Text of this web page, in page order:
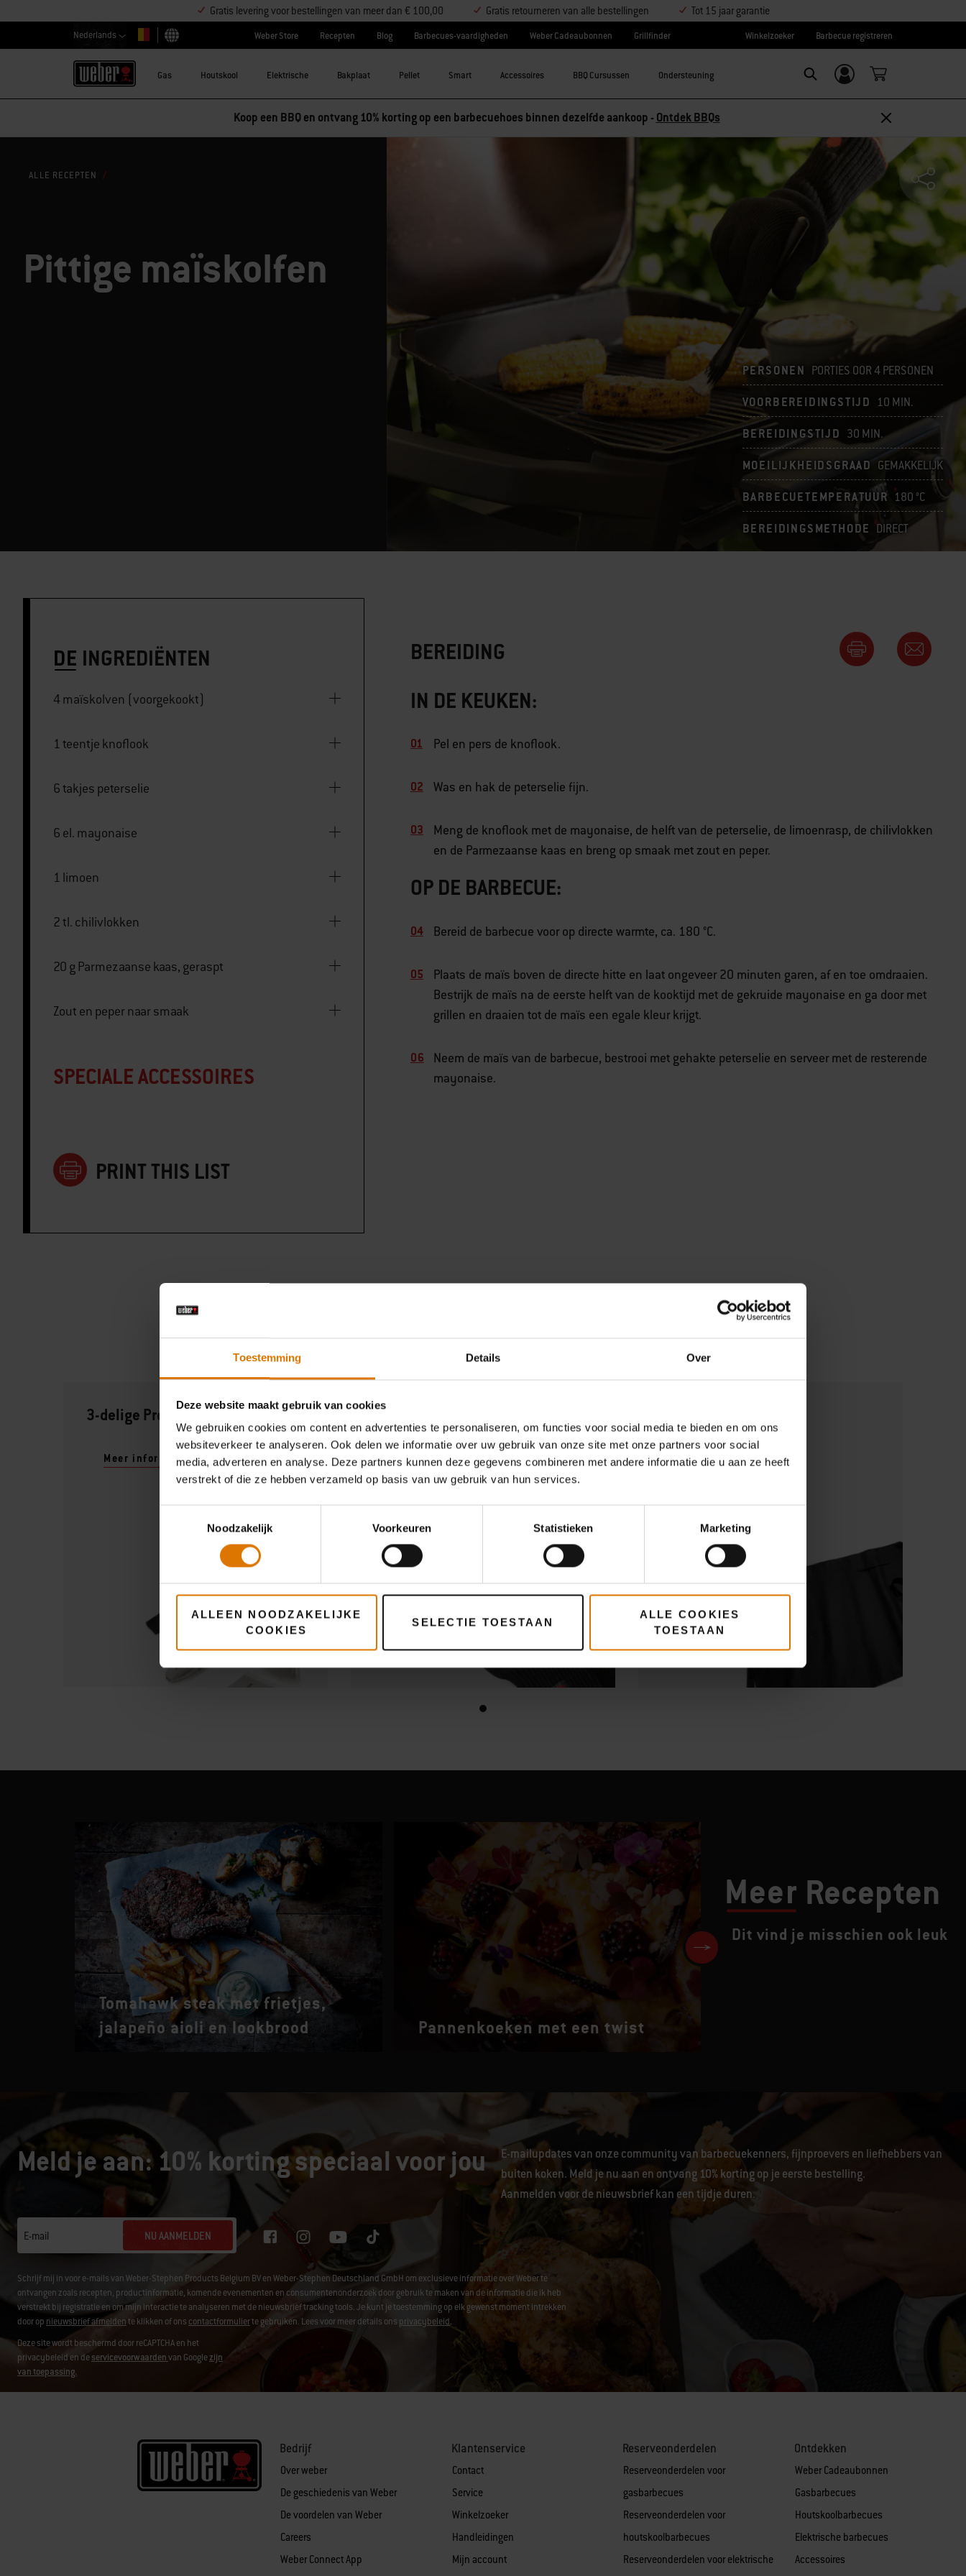
Toestemming Details Over
Deze website maakt gebruik van cookies
We gebruiken cookies om content en advertenties te personaliseren, om functies voor social media te bieden en om ons
websiteverkeer te analyseren. Ook delen we informatie over uw gebruik van onze site met onze partners voor social
media, adverteren en analyse. Deze partners kunnen deze gegevens combineren met andere informatie die u aan ze heeft
verstrekt of die ze hebben verzameld op basis van uw gebruik van hun services.
Noodzakelijk
Voorkeuren Statistieken Marketing
ALLEEN NOODZAKELIJKE
COOKIES
SELECTIE TOESTAAN
ALLE COOKIES
TOESTAAN
Gratis levering voor bestellingen van meer dan € 100,00 Gratis retourneren van alle bestellingen Tot 15 jaar garantie
Nederlands
Kies land
Weber Store Recepten Blog Barbecues-vaardigheden Weber Cadeaubonnen Grillfinder Winkelzoeker Barbecue registreren
Gas Houtskool Elektrische Bakplaat Pellet Smart Accessoires BBQ Cursussen Ondersteuning
Inloggen/
aanmelden
Ontdek accessoires
ALLE RECEPTEN
Pittige maïskolfen
PERSONEN PORTIES OOR 4 PERSONEN
VOORBEREIDINGSTIJD 10 MIN.
BEREIDINGSTIJD 30 MIN.
MOEILIJKHEIDSGRAAD GEMAKKELIJK
BARBECUETEMPERATUUR 180 °C
BEREIDINGSMETHODE DIRECT
DE INGREDIËNTEN
4 maïskolven (voorgekookt)
1 teentje knoflook
6 takjes peterselie
6 el. mayonaise
1 limoen
2 tl. chilivlokken
20 g Parmezaanse kaas, geraspt
Zout en peper naar smaak
SPECIALE ACCESSOIRES
PRINT THIS LIST
BEREIDING
IN DE KEUKEN:
Pel en pers de knoflook.
Was en hak de peterselie fijn.
Meng de knoflook met de mayonaise, de helft van de peterselie, de limoenrasp, de chilivlokken
en de Parmezaanse kaas en breng op smaak met zout en peper.
OP DE BARBECUE:
Bereid de barbecue voor op directe warmte, ca. 180 °C.
Plaats de maïs boven de directe hitte en laat ongeveer 20 minuten garen, af en toe omdraaien.
Bestrijk de maïs na de eerste helft van de kooktijd met de gekruide mayonaise en ga door met
grillen en draaien tot de maïs een egale kleur krijgt.
Neem de maïs van de barbecue, bestrooi met gehakte peterselie en serveer met de resterende
mayonaise.
Aanbevolen accessoires
3-delige Precision barbecueset
Meer informatie
Premium handschoenen
Meer informatie
17,99 €
13,49 € incl. BTW
Meer Recepten
Dit vind je misschien ook leuk
Tomahawk steak met frietjes,
jalapeño aioli en lookbrood
Pannenkoeken met een twist
Meld je aan: 10% korting speciaal voor jou
E-mailupdates van onze community van barbecuekenners, fijnproevers en liefhebbers van
buiten koken. Meld je nu aan en ontvang 10% korting op je eerste bestelling.
Aanmelden voor de nieuwsbrief kan een tijdje duren.
E-mail NU AANMELDEN
Schrijf mij in voor e-mails van Weber-Stephen Products Belgium BV en Weber-Stephen Deutschland GmbH om exclusieve informatie over Weber te
ontvangen zoals recepten, productinformatie, komende evenementen en consumentenonderzoek door gebruik te maken van de informatie die ik heb
verstrekt bij registratie en om mijn interactie te analyseren met de nieuwsbrief tracking tools. Je kunt je toestemming op elk gewenst moment intrekken
door op nieuwsbrief afmeldente klikken of ons contactformulierte gebruiken. Lees voor meer details ons privacybeleid.
Deze site wordt beschermd door reCAPTCHA en het
privacybeleid en deservicevoorwaardenvan Googlezijn
van toepassing.
Bedrijf
Over weber
De geschiedenis van Weber
De voordelen van Weber
Careers
Weber Connect App
Klantenservice
Contact
Service
Winkelzoeker
Handleidingen
Mijn account
Reserveonderdelen
Reserveonderdelen voor
gasbarbecues
Reserveonderdelen voor
houtskoolbarbecues
Reserveonderdelen voor elektrische
Ontdekken
Weber Cadeaubonnen
Gasbarbecues
Houtskoolbarbecues
Elektrische barbecues
Accessoires